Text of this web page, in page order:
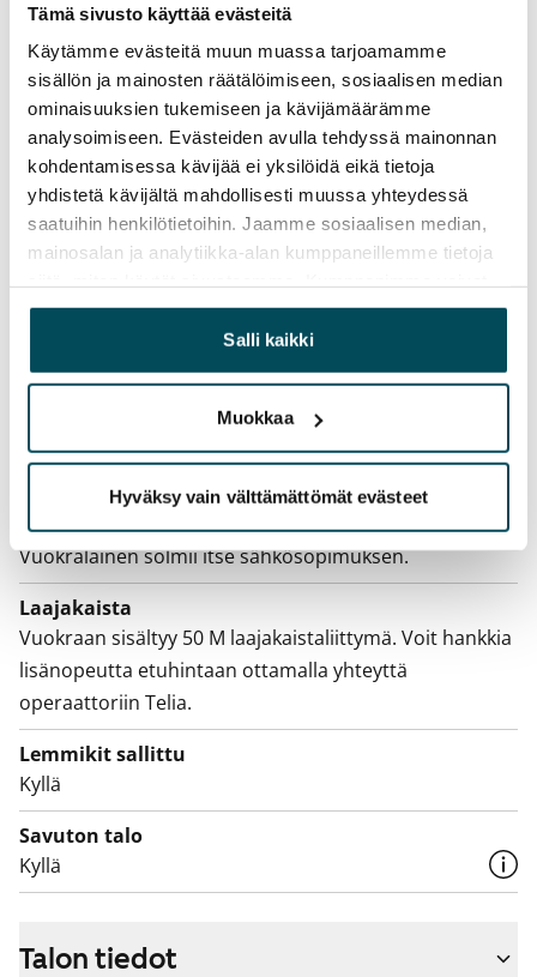
Tämä sivusto käyttää evästeitä
Käytämme evästeitä muun muassa tarjoamamme
sisällön ja mainosten räätälöimiseen, sosiaalisen median
ominaisuuksien tukemiseen ja kävijämäärämme
analysoimiseen. Evästeiden avulla tehdyssä mainonnan
kohdentamisessa kävijää ei yksilöidä eikä tietoja
yhdistetä kävijältä mahdollisesti muussa yhteydessä
saatuihin henkilötietoihin. Jaamme sosiaalisen median,
mainosalan ja analytiikka-alan kumppaneillemme tietoja
yhdistää näitä tietoja muihin tietoihin, joita olet antanut
heille tai joita on kerätty, kun olet käyttänyt heidän
palvelujaan.
Salli kaikki
Muokkaa
Hyväksy vain välttämättömät evästeet
Vuokravakuus
0 €, (yrityksille min. 1 kk vuokra)
Vuokrasopimus
Toistaiseksi voimassa oleva, minimi asumisaika
12 kk
Irtisanomis­mahdollisuus
aiemmin
Pakollinen, ei sisälly vuokraan
Vesimaksu
Kulutuksen mukaan
Sähkömaksu
Vuokralainen solmii itse sähkösopimuksen.
Laajakaista
Vuokraan sisältyy 50 M laajakaistaliittymä. Voit hankkia
lisänopeutta etuhintaan ottamalla yhteyttä
operaattoriin Telia.
Lemmikit sallittu
Kyllä
Savuton talo
Kyllä
Talon tiedot